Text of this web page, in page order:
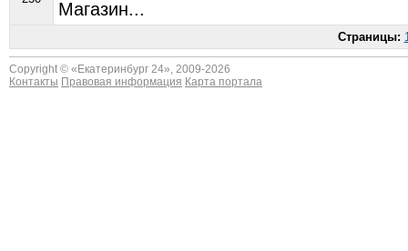
Магазин...
Страницы:
Copyright © « Екатеринбург 24», 2009-2026
Контакты Правовая информация Карта портала